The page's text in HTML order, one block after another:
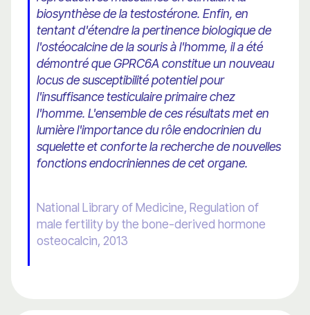
biosynthèse de la testostérone. Enfin, en
tentant d'étendre la pertinence biologique de
l'ostéocalcine de la souris à l'homme, il a été
démontré que GPRC6A constitue un nouveau
locus de susceptibilité potentiel pour
l'insuffisance testiculaire primaire chez
l'homme. L'ensemble de ces résultats met en
lumière l'importance du rôle endocrinien du
squelette et conforte la recherche de nouvelles
fonctions endocriniennes de cet organe.
National Library of Medicine, Regulation of
male fertility by the bone-derived hormone
osteocalcin, 2013